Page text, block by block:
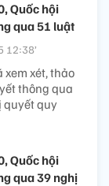
Quốc hội
qua 51 luật
12:38’
xem xét, thảo
thông qua
quyết quy
Quốc hội
qua 39 nghị